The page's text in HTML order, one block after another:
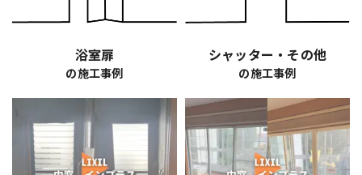
浴室扉
の施工事例
シャッター・その他
の施工事例